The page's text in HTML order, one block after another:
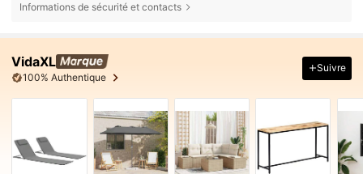
Informations de sécurité et contacts
VidaXL
100% Authentique
Suivre